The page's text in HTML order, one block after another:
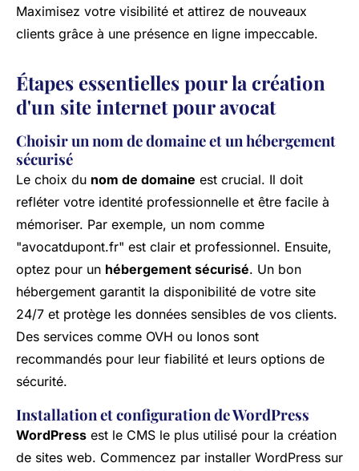
Maximisez votre visibilité et attirez de nouveaux
clients grâce à une présence en ligne impeccable.
Étapes essentielles pour la création
d'un site internet pour avocat
Choisir un nom de domaine et un hébergement
sécurisé
Le choix du nom de domaine est crucial. Il doit
refléter votre identité professionnelle et être facile à
mémoriser. Par exemple, un nom comme
"avocatdupont.fr" est clair et professionnel. Ensuite,
optez pour un hébergement sécurisé. Un bon
hébergement garantit la disponibilité de votre site
24/7 et protège les données sensibles de vos clients.
Des services comme OVH ou Ionos sont
recommandés pour leur fiabilité et leurs options de
sécurité.
Installation et configuration de WordPress
WordPress est le CMS le plus utilisé pour la création
de sites web. Commencez par installer WordPress sur